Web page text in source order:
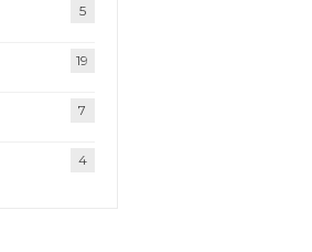
5
19
7
4